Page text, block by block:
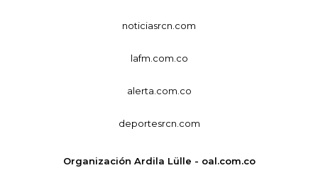
noticiasrcn.com
lafm.com.co
alerta.com.co
deportesrcn.com
Organización Ardila Lülle - oal.com.co